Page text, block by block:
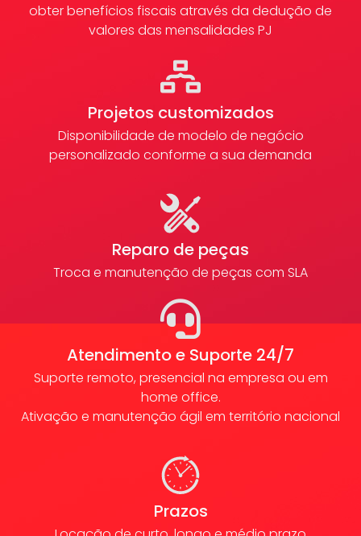
obter benefícios fiscais através da dedução de
valores das mensalidades PJ
Projetos customizados
Disponibilidade de modelo de negócio
personalizado conforme a sua demanda
Reparo de peças
Troca e manutenção de peças com SLA
Atendimento e Suporte 24/7
Suporte remoto, presencial na empresa ou em
home office.
Ativação e manutenção ágil em território nacional
Prazos